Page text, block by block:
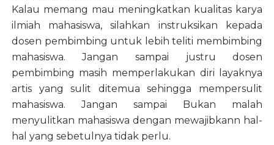
Kalau memang mau meningkatkan kualitas karya
ilmiah mahasiswa, silahkan instruksikan kepada
dosen pembimbing untuk lebih teliti membimbing
mahasiswa. Jangan sampai justru dosen
pembimbing masih memperlakukan diri layaknya
artis yang sulit ditemua sehingga mempersulit
mahasiswa. Jangan sampai Bukan malah
menyulitkan mahasiswa dengan mewajibkann hal-
hal yang sebetulnya tidak perlu.